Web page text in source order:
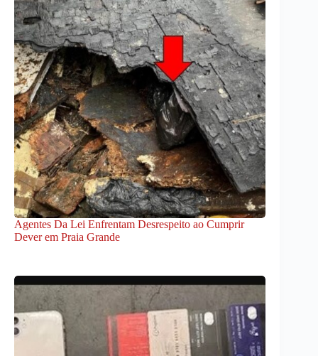
Agentes Da Lei Enfrentam Desrespeito ao Cumprir
Dever em Praia Grande